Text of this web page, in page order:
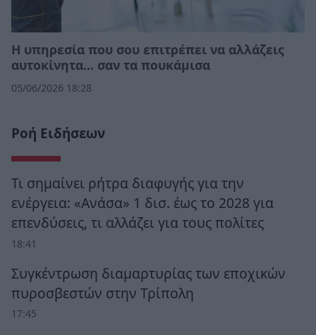
Η υπηρεσία που σου επιτρέπει να αλλάζεις
αυτοκίνητα... σαν τα πουκάμισα
05/06/2026 18:28
Ροή Ειδήσεων
Τι σημαίνει ρήτρα διαφυγής για την
ενέργεια: «Ανάσα» 1 δισ. έως το 2028 για
επενδύσεις, τι αλλάζει για τους πολίτες
18:41
Συγκέντρωση διαμαρτυρίας των εποχικών
πυροσβεστών στην Τρίπολη
17:45